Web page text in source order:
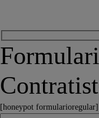
[honeypot formularioregular]